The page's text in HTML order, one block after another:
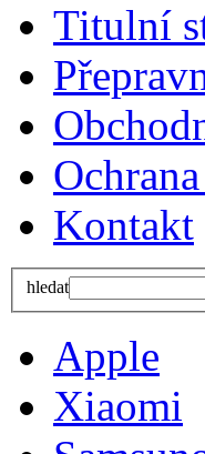
Titulní
Kontakt
hledat
Apple
Xiaomi